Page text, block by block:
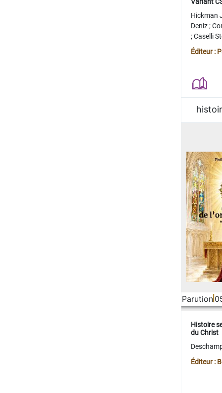
Hickman
Deniz;
;Caselli
Juan
Éditeur :
Parution
Histoire
du Christ
Éditeur :